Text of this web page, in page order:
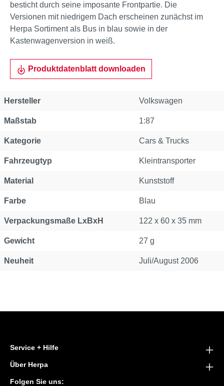
besticht durch seine imposante Frontpartie. Die
Versionen mit niedrigem Dach erscheinen zunächst im
Herpa Sortiment als Bus in blau sowie in der
Kastenwagenversion in weiß.
Produktdatenblatt downloaden
Hersteller Volkswagen
Maßstab 1:87
Kategorie Cars & Trucks
Fahrzeugtyp Kleintransporter
Material Kunststoff
Farbe Blau
Verpackungsmaße LxBxH 122 x 60 x 35 mm
Gewicht 27 g
Neuheit Juli/August 2006
Service + Hilfe
Über Herpa
Folgen Sie uns: